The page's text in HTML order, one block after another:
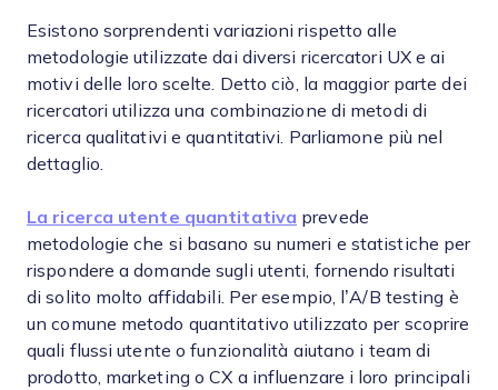
Esistono sorprendenti variazioni rispetto alle
metodologie utilizzate dai diversi ricercatori UX e ai
motivi delle loro scelte. Detto ciò, la maggior parte dei
ricercatori utilizza una combinazione di metodi di
ricerca qualitativi e quantitativi. Parliamone più nel
dettaglio.
La ricerca utente quantitativa prevede
metodologie che si basano su numeri e statistiche per
rispondere a domande sugli utenti, fornendo risultati
di solito molto affidabili. Per esempio, l’A/B testing è
un comune metodo quantitativo utilizzato per scoprire
quali flussi utente o funzionalità aiutano i team di
prodotto, marketing o CX a influenzare i loro principali